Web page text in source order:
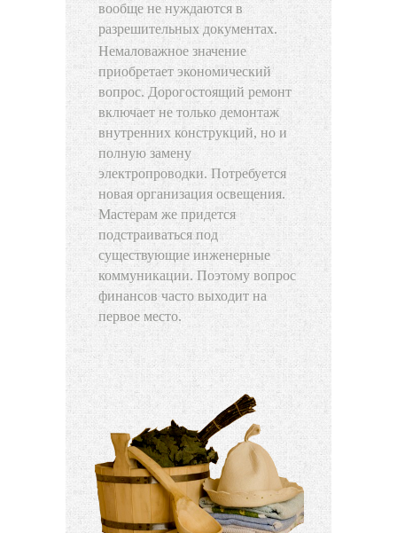
вообще не нуждаются в
разрешительных документах.
Немаловажное значение
приобретает экономический
вопрос. Дорогостоящий ремонт
включает не только демонтаж
внутренних конструкций, но и
полную замену
электропроводки. Потребуется
новая организация освещения.
Мастерам же придется
подстраиваться под
существующие инженерные
коммуникации. Поэтому вопрос
финансов часто выходит на
первое место.